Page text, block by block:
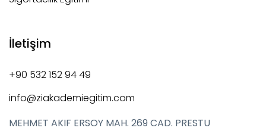
İletişim
+90 532 152 94 49
info@ziakademiegitim.com
MEHMET AKIF ERSOY MAH. 269 CAD. PRESTU